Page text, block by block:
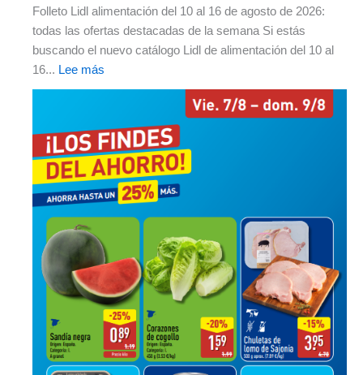
Folleto Lidl alimentación del 10 al 16 de agosto de 2026:
todas las ofertas destacadas de la semana Si estás
buscando el nuevo catálogo Lidl de alimentación del 10 al
16... Lee más